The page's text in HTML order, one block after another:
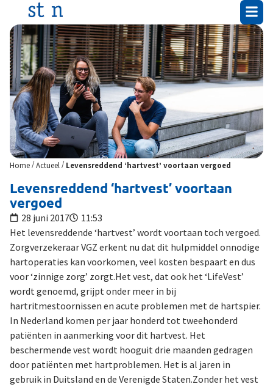
Home/Actueel /Levensreddend ‘hartvest’ voortaan vergoed
Levensreddend ‘hartvest’ voortaan
vergoed
28 juni 2017
11:53
Het levensreddende ‘hartvest’ wordt voortaan toch vergoed.
Zorgverzekeraar VGZ erkent nu dat dit hulpmiddel onnodige
hartoperaties kan voorkomen, veel kosten bespaart en dus
voor ‘zinnige zorg’ zorgt.Het vest, dat ook het ‘LifeVest’
wordt genoemd, grijpt onder meer in bij
hartritmestoornissen en acute problemen met de hartspier.
In Nederland komen per jaar honderd tot tweehonderd
patiënten in aanmerking voor dit hartvest. Het
beschermende vest wordt hooguit drie maanden gedragen
door patiënten met hartproblemen. Het is al jaren in
gebruik in Duitsland en de Verenigde Staten.Zonder het vest